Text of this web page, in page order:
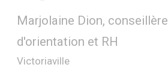
Marjolaine Dion, conseillère
d'orientation et RH
Victoriaville